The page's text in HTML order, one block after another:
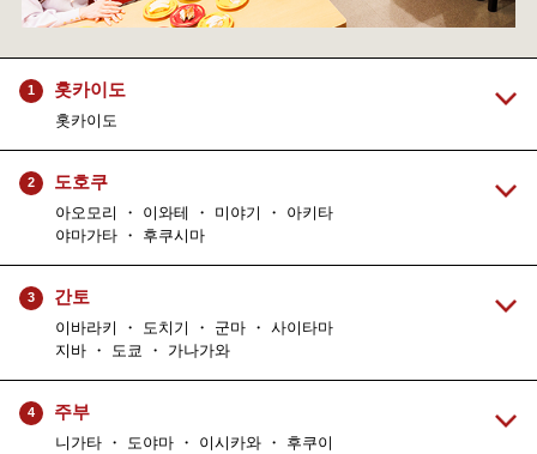
1 홋카이도
홋카이도
2 도호쿠
아오모리 ・ 이와테 ・ 미야기 ・ 아키타
야마가타 ・ 후쿠시마
3 간토
이바라키 ・ 도치기 ・ 군마 ・ 사이타마
지바 ・ 도쿄 ・ 가나가와
4 주부
니가타 ・ 도야마 ・ 이시카와 ・ 후쿠이